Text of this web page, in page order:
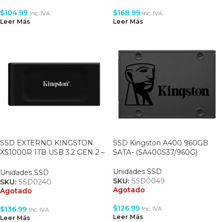
$104.99 Inc. IVA
Leer Más
$168.99 Inc. IVA
Leer Más
SSD EXTERNO KINGSTON
XS1000R 1TB USB 3.2 GEN 2 –
WRITE (SXS1000R/1000G)
Unidades SSD
SKU: SSD0240
Agotado
$136.99 Inc. IVA
Leer Más
SSD Kingston A400 960GB
SATA- (SA400S37/960G)
Unidades SSD
SKU: SSD0049
Agotado
$126.99 Inc. IVA
Leer Más